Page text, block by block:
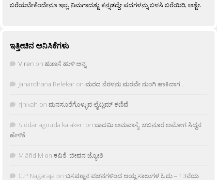
ಬರೆಯಬೇಕೆಂದೇನೂ ಇಲ್ಲ. ನಿಮಗಾದಶ್ಟು ಕನ್ನಡದ್ದೇ ಪದಗಳನ್ನು ಬಳಸಿ ಬರೆಯಿರಿ, ಅಶ್ಟೇ.
ಇತ್ತೀಚಿನ ಅನಿಸಿಕೆಗಳು
Viren on ಹುಣಸೆ ಹುಳಿ ಅನ್ನ
Janardhana Relekar on ಮರದ ನೆರಳನು ಮರವೇ ನುಂಗಿ ಹಾಕಿದಾಗ…
rjnivah on ಮನಸೂರೆಗೊಳ್ಳುವ ಲೈಟ್ಲಮ್ ಕಣಿವೆ
Siddanagouda kalakeri on ಬಾದಮಿ ಅಮವಾಸ್ಯೆ: ಚಬನೂರ ಅಮೋಗ ಸಿದ್ದನ
ಹೇಳಿಕೆ
M âñd M on ಕವಿತೆ: ಜೀವನ ಜ್ಯೋತಿ
C.P.Nagaraja on ಬಸವಣ್ಣನ ವಚನಗಳಿಂದ ಆಯ್ದ ಸಾಲುಗಳ ಓದು – 13ನೆಯ